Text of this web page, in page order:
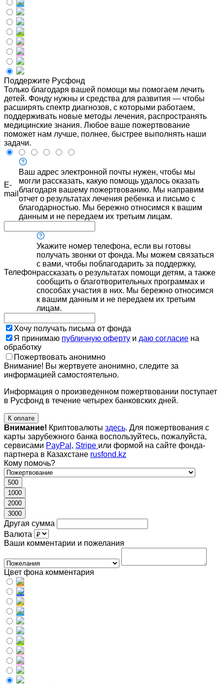
Поддержите Русфонд
Только благодаря вашей помощи мы помогаем лечить
детей. Фонду нужны и средства для развития — чтобы
расширять спектр диагнозов, с которыми работаем,
поддерживать новые методы лечения, распространять
медицинские знания. Любое ваше пожертвование
поможет нам лучше, полнее, быстрее выполнять наши
задачи.
E-
mail
Ваш адрес электронной почты нужен, чтобы мы
могли рассказать, какую помощь удалось оказать
благодаря вашему пожертвованию. Мы направим
отчет о результатах лечения ребенка и письмо с
благодарностью. Мы бережно относимся к вашим
данным и не передаем их третьим лицам.
Телефон
Укажите номер телефона, если вы готовы
получать звонки от фонда. Мы можем связаться
с вами, чтобы поблагодарить за поддержку,
рассказать о результатах помощи детям, а также
сообщить о благотворительных программах и
способах участия в них. Мы бережно относимся
к вашим данным и не передаем их третьим
лицам.
Хочу получать письма от фонда
Я принимаю публичную оферту и даю согласие на
обработку
Пожертвовать анонимно
Внимание! Вы жертвуете анонимно, следите за
информацией самостоятельно.
Информация о произведенном пожертвовании поступает
в Русфонд в течение четырех банковских дней.
К оплате
Внимание! Криптовалюты здесь. Для пожертвования с
карты зарубежного банка воспользуйтесь, пожалуйста,
сервисами PayPal , Stripe или формой на сайте фонда-
партнера в Казахстане rusfond.kz
Кому помочь?
500
1000
2000
3000
Другая сумма
Валюта
Ваши комментарии и пожелания
Цвет фона комментария